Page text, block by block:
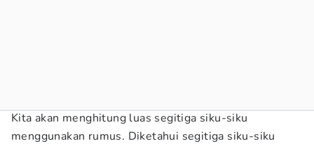
Kita akan menghitung luas segitiga siku-siku
menggunakan rumus. Diketahui segitiga siku-siku